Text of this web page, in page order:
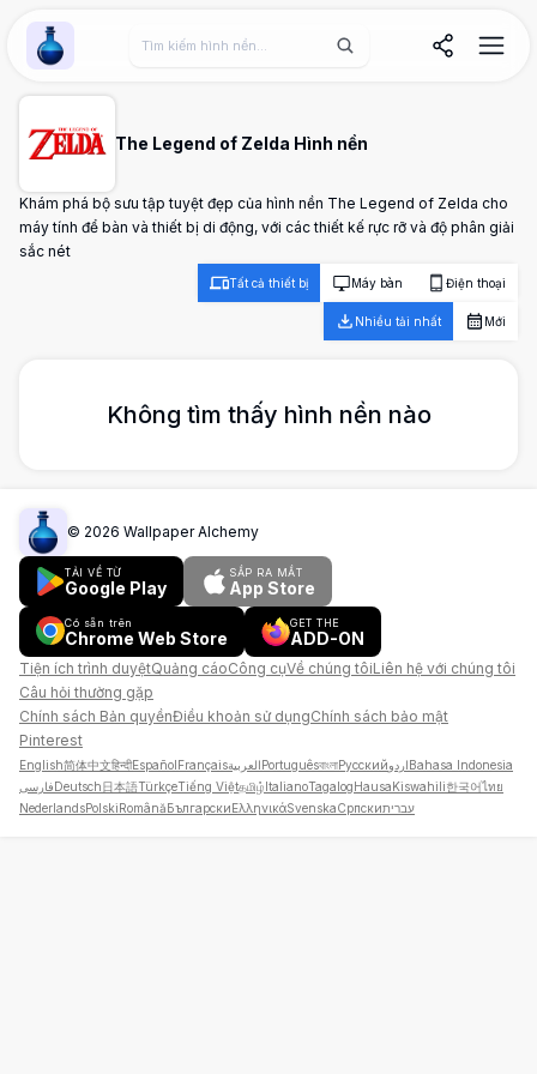
Wallpaper Alchemy
The Legend of Zelda Hình nền
Khám phá bộ sưu tập tuyệt đẹp của hình nền The Legend of Zelda cho
máy tính để bàn và thiết bị di động, với các thiết kế rực rỡ và độ phân giải
sắc nét
Tất cả thiết bị Máy bàn Điện thoại
Nhiều tải nhất Mới
Không tìm thấy hình nền nào
© 2026 Wallpaper Alchemy
TẢI VỀ TỪ
Google Play
SẮP RA MẮT
App Store
Có sẵn trên
Chrome Web Store
GET THE
ADD-ON
Tiện ích trình duyệtQuảng cáoCông cụVề chúng tôiLiên hệ với chúng tôi
Câu hỏi thường gặp
Chính sách Bản quyềnĐiều khoản sử dụngChính sách bảo mật
Pinterest
English简体中文हिन्दीEspañolFrançaisالعربيةPortuguêsবাংলাРусскийاردوBahasa Indonesia
فارسیDeutsch日本語TürkçeTiếng Việtதமிழ்ItalianoTagalogHausaKiswahili한국어ไทย
NederlandsPolskiRomânăБългарскиΕλληνικάSvenskaСрпскиעברית